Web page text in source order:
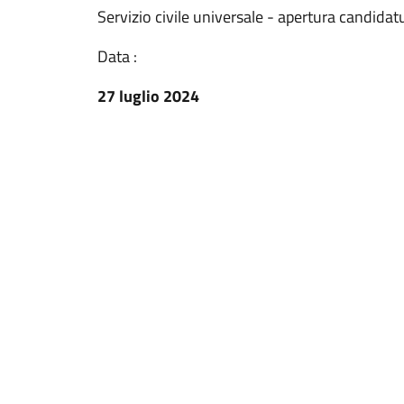
Servizio civile universale - apertura
Data :
27 luglio 2024